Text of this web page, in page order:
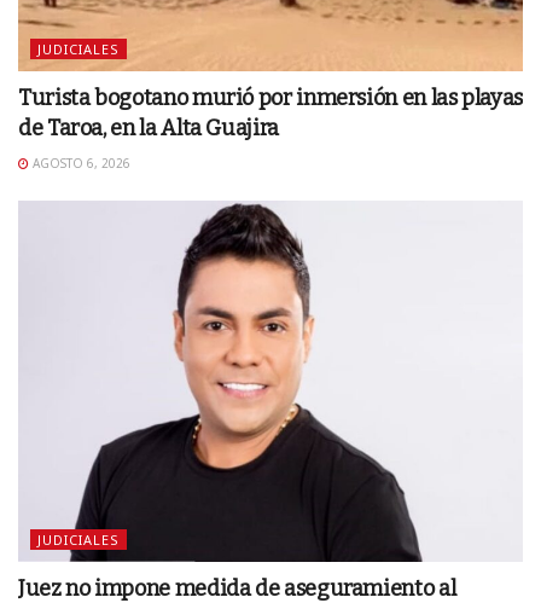
JUDICIALES
Turista bogotano murió por inmersión en las playas
de Taroa, en la Alta Guajira
AGOSTO 6, 2026
JUDICIALES
Juez no impone medida de aseguramiento al